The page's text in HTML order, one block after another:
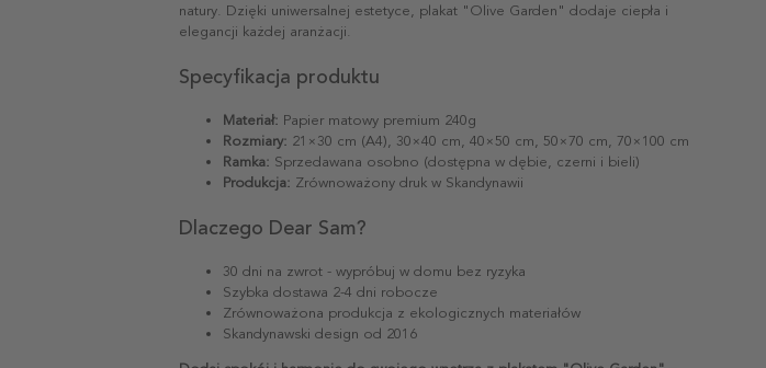
natury. Dzięki uniwersalnej estetyce, plakat "Olive Garden" dodaje ciepła i
elegancji każdej aranżacji.
Specyfikacja produktu
Materiał: Papier matowy premium 240g
Rozmiary: 21×30 cm (A4), 30×40 cm, 40×50 cm, 50×70 cm, 70×100 cm
Ramka: Sprzedawana osobno (dostępna w dębie, czerni i bieli)
Produkcja: Zrównoważony druk w Skandynawii
Dlaczego Dear Sam?
30 dni na zwrot - wypróbuj w domu bez ryzyka
Szybka dostawa 2-4 dni robocze
Zrównoważona produkcja z ekologicznych materiałów
Skandynawski design od 2016